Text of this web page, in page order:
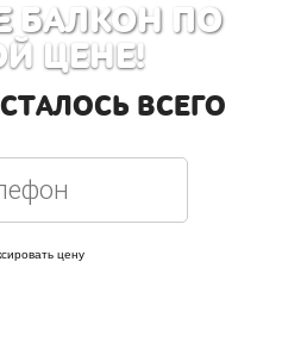
БАЛКОН ПО
ЦЕНЕ!
ВСЕГО